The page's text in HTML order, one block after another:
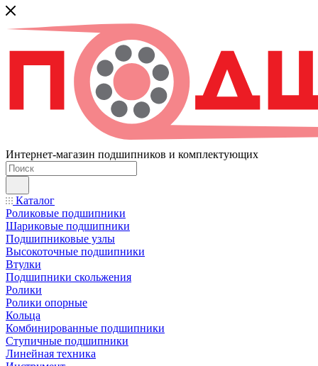
Интернет-магазин подшипников и комплектующих
Каталог
Роликовые подшипники
Шариковые подшипники
Подшипниковые узлы
Высокоточные подшипники
Втулки
Подшипники скольжения
Ролики
Ролики опорные
Кольца
Комбинированные подшипники
Ступичные подшипники
Линейная техника